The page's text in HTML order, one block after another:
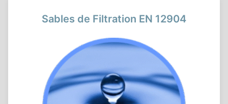
Sables de Filtration EN 12904